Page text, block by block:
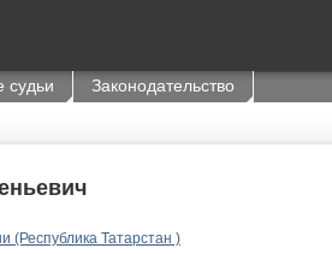
судьи Законодательство
(Республика Татарстан )